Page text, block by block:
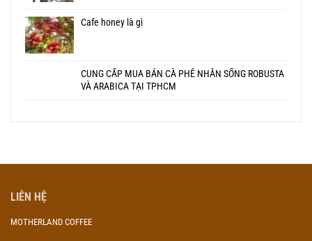
LIÊN HỆ
MOTHERLAND COFFEE
Cafe honey là gì
CUNG CẤP MUA BÁN CÀ PHÊ NHÂN SỐNG ROBUSTA
VÀ ARABICA TẠI TPHCM